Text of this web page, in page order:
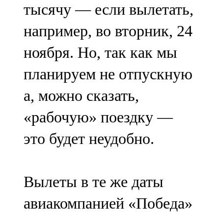
тысячу — если вылетать,
например, во вторник, 24
ноября. Но, так как мы
планируем не отпускную
а, можно сказать,
«рабочую» поездку —
это будет неудобно.
Вылеты в те же даты
авиакомпанией «Победа»